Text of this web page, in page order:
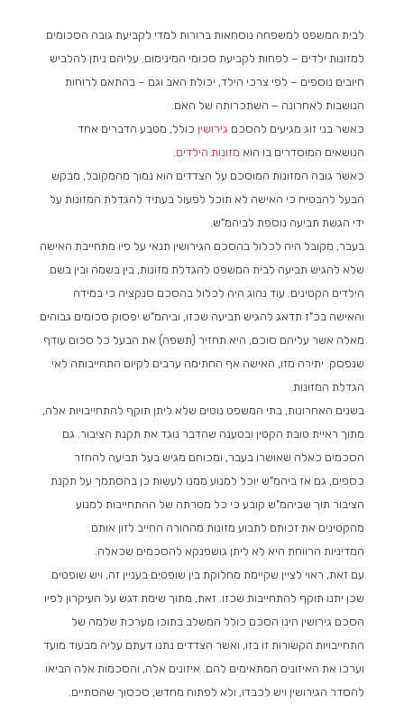
לבית המשפט למשפחה נוסחאות ברורות למדי לקביעת גובה הסכומים
למזונות ילדים – לפחות לקביעת סכומי המינימום. עליהם ניתן להלביש
חיובים נוספים – לפי צרכי הילד, יכולת האב וגם – בהתאם לרוחות
הנושבות לאחרונה – השתכרותה של האם.
כאשר בני זוג מגיעים להסכם גירושין כולל, מטבע הדברים אחד
הנושאים המוסדרים בו הוא מזונות הילדים.
כאשר גובה המזונות המוסכם על הצדדים הוא נמוך מהמקובל, מבקש
הבעל להבטיח כי האישה לא תוכל לפעול בעתיד להגדלת המזונות על
ידי הגשת תביעה נוספת לביהמ"ש.
בעבר, מקובל היה לכלול בהסכם הגירושין תנאי על פיו מתחייבת האישה
שלא להגיש תביעה לבית המשפט להגדלת מזונות, בין בשמה ובין בשם
הילדים הקטינים. עוד נהוג היה לכלול בהסכם סנקציה כי במידה
והאישה בכ"ז תדאג להגיש תביעה שכזו, וביהמ"ש יפסוק סכומים גבוהים
מאלה אשר עליהם סוכם, היא תחזיר (תשפה) את הבעל כל סכום עודף
שנפסק. יתירה מזו, האישה אף החתימה ערבים לקיום התחייבותה לאי
הגדלת המזונות.
בשנים האחרונות, בתי המשפט נוטים שלא ליתן תוקף להתחייבויות אלה,
מתוך ראיית טובת הקטין ובטענה שהדבר נוגד את תקנת הציבור. גם
הסכמים כאלה שאושרו בעבר, ומכוחם מגיש בעל תביעה להחזר
כספים, גם אז ביהמ"ש יוכל למנוע ממנו לעשות כן בהסתמך על תקנת
הציבור תוך שביהמ"ש קובע כי כל מטרתה של ההתחייבות למנוע
מהקטינים את זכותם לתבוע מזונות מההורה החייב לזון אותם.
המדיניות הרווחת היא לא ליתן גושפנקא להסכמים שכאלה.
עם זאת, ראוי לציין שקיימת מחלוקת בין שופטים בעניין זה, ויש שופטים
שכן יתנו תוקף להתחייבות שכזו. זאת, מתוך שימת דגש על העיקרון לפיו
הסכם גירושין הינו הסכם כולל המשלב בתוכו מערכת שלמה של
התחייבויות הקשורות זו בזו, ואשר הצדדים נתנו דעתם עליה מבעוד מועד
וערכו את האיזונים המתאימים להם. איזונים אלה, והסכמות אלה הביאו
להסדר הגירושין ויש לכבדו, ולא לפתוח מחדש, סכסוך שהסתיים.